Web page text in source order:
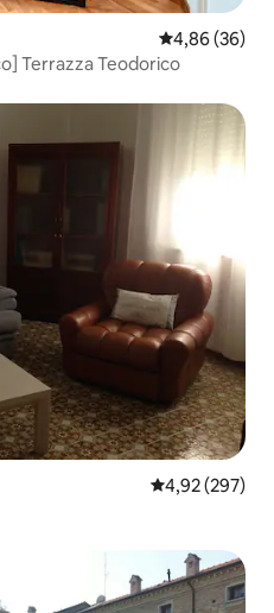
4,86 (36)
Terrazza Teodorico
4,92 (297)